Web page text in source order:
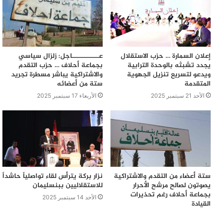
إعلان السمارة … حزب الاستقلال
يجدد تشبثه بالوحدة الترابية
ويدعو لتسريع تنزيل الجهوية
المتقدمة
الأحد 21 سبتمبر 2025
عـــــــــــاجل: زلزال سياسي
بجماعة أحلاف … حزب التقدم
والاشتراكية يباشر مسطرة تجريد
ستة من أعضائه
الأربعاء 17 سبتمبر 2025
ستة أعضاء من التقدم والاشتراكية
يصوتون لصالح مرشح الأحرار
بجماعة أحلاف رغم تحذيرات
القيادة
نزار بركة يترأس لقاء تواصلياً حاشداً
للاستقلاليين ببنسليمان
الأحد 14 سبتمبر 2025